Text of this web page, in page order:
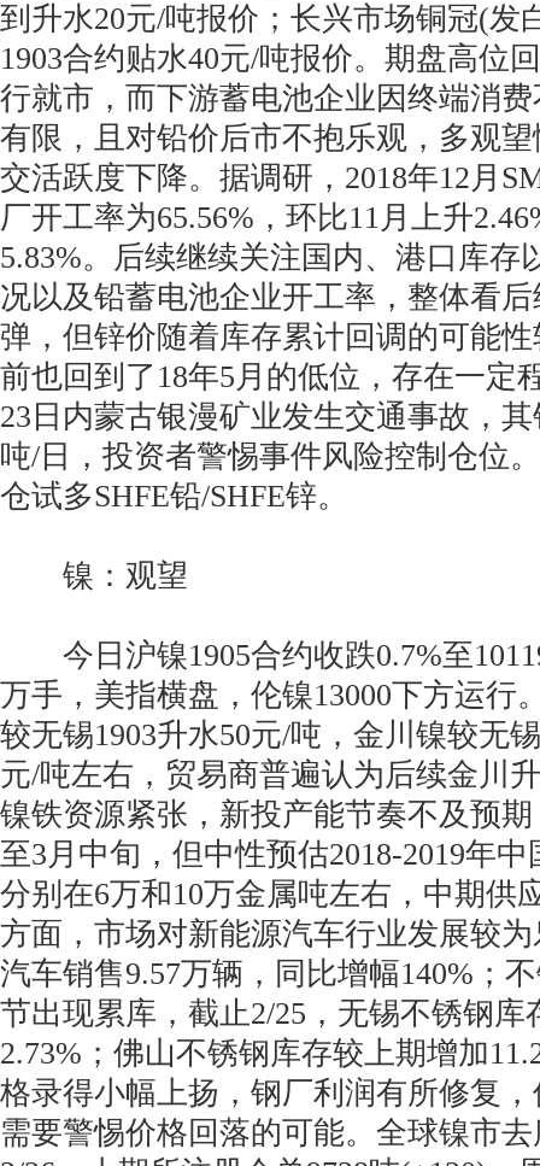
到升水20元/吨报价；长兴市场铜冠(发
1903合约贴水40元/吨报价。期盘高位
行就市，而下游蓄电池企业因终端消
有限，且对铅价后市不抱乐观，多观
交活跃度下降。据调研，2018年12月
厂开工率为65.56%，环比11月上升
5.83%。后续继续关注国内、港口库存
况以及铅蓄电池企业开工率，整体看
弹，但锌价随着库存累计回调的可能
前也回到了18年5月的低位，存在一定
23日内蒙古银漫矿业发生交通事故，
吨/日，投资者警惕事件风险控制仓位
仓试多SHFE铅/SHFE锌。
镍：观望
今日沪镍1905合约收跌0.7%至
万手，美指横盘，伦镍13000下方运行
较无锡1903升水50元/吨，金川镍较无
元/吨左右，贸易商普遍认为后续金川
镍铁资源紧张，新投产能节奏不及预
至3月中旬，但中性预估2018-2019年
分别在6万和10万金属吨左右，中期供
方面，市场对新能源汽车行业发展较
汽车销售9.57万辆，同比增幅140%；
节出现累库，截止2/25，无锡不锈钢库
2.73%；佛山不锈钢库存较上期增加
格录得小幅上扬，钢厂利润有所修复
需要警惕价格回落的可能。全球镍市